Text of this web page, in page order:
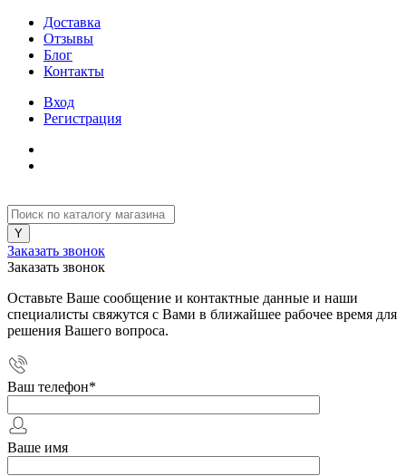
Доставка
Отзывы
Блог
Контакты
Вход
Регистрация
Заказать звонок
Заказать звонок
Оставьте Ваше сообщение и контактные данные и наши
специалисты свяжутся с Вами в ближайшее рабочее время для
решения Вашего вопроса.
Ваш телефон*
Ваше имя